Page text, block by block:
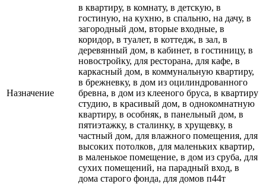
Назначение
в квартиру, в комнату, в детскую, в
гостиную, на кухню, в спальню, на дачу, в
загородный дом, вторые входные, в
коридор, в туалет, в коттедж, в зал, в
деревянный дом, в кабинет, в гостиницу, в
новостройку, для ресторана, для кафе, в
каркасный дом, в коммунальную квартиру,
в брежневку, в дом из оцилиндрованного
бревна, в дом из клееного бруса, в квартиру
студию, в красивый дом, в однокомнатную
квартиру, в особняк, в панельный дом, в
пятиэтажку, в сталинку, в хрущевку, в
частный дом, для влажного помещения, для
высоких потолков, для маленьких квартир,
в маленькое помещение, в дом из сруба, для
сухих помещений, на парадный вход, в
дома старого фонда, для домов п44т